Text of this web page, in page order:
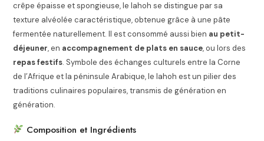
crêpe épaisse et spongieuse, le lahoh se distingue par sa
texture alvéolée caractéristique, obtenue grâce à une pâte
fermentée naturellement. Il est consommé aussi bien au petit-
déjeuner, en accompagnement de plats en sauce, ou lors des
repas festifs. Symbole des échanges culturels entre la Corne
de l’Afrique et la péninsule Arabique, le lahoh est un pilier des
traditions culinaires populaires, transmis de génération en
génération.
Composition et Ingrédients